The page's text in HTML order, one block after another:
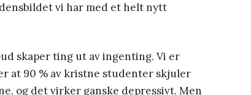
vi har med et helt nytt
skaper ting ut av ingenting. Vi er
at 90 % av kristne studenter skjuler
og det virker ganske depressivt. Men